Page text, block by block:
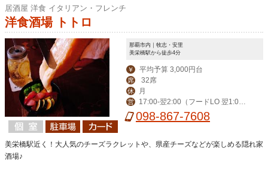
居酒屋 洋食 イタリアン・フレンチ
洋食酒場 トトロ
那覇市内｜牧志・安里
美栄橋駅から徒歩4分
￥ 平均予算 3,000円台
席 32席
休 月
営
17:00-翌2:00（フードLO 翌1:0
0）098-867-7608
美栄橋駅近く！大人気のチーズラクレットや、県産チーズなどが楽しめる隠れ家
酒場♪